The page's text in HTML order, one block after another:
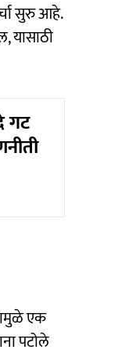
सुरु आहे.
यासाठी
गट
एक
पटोले